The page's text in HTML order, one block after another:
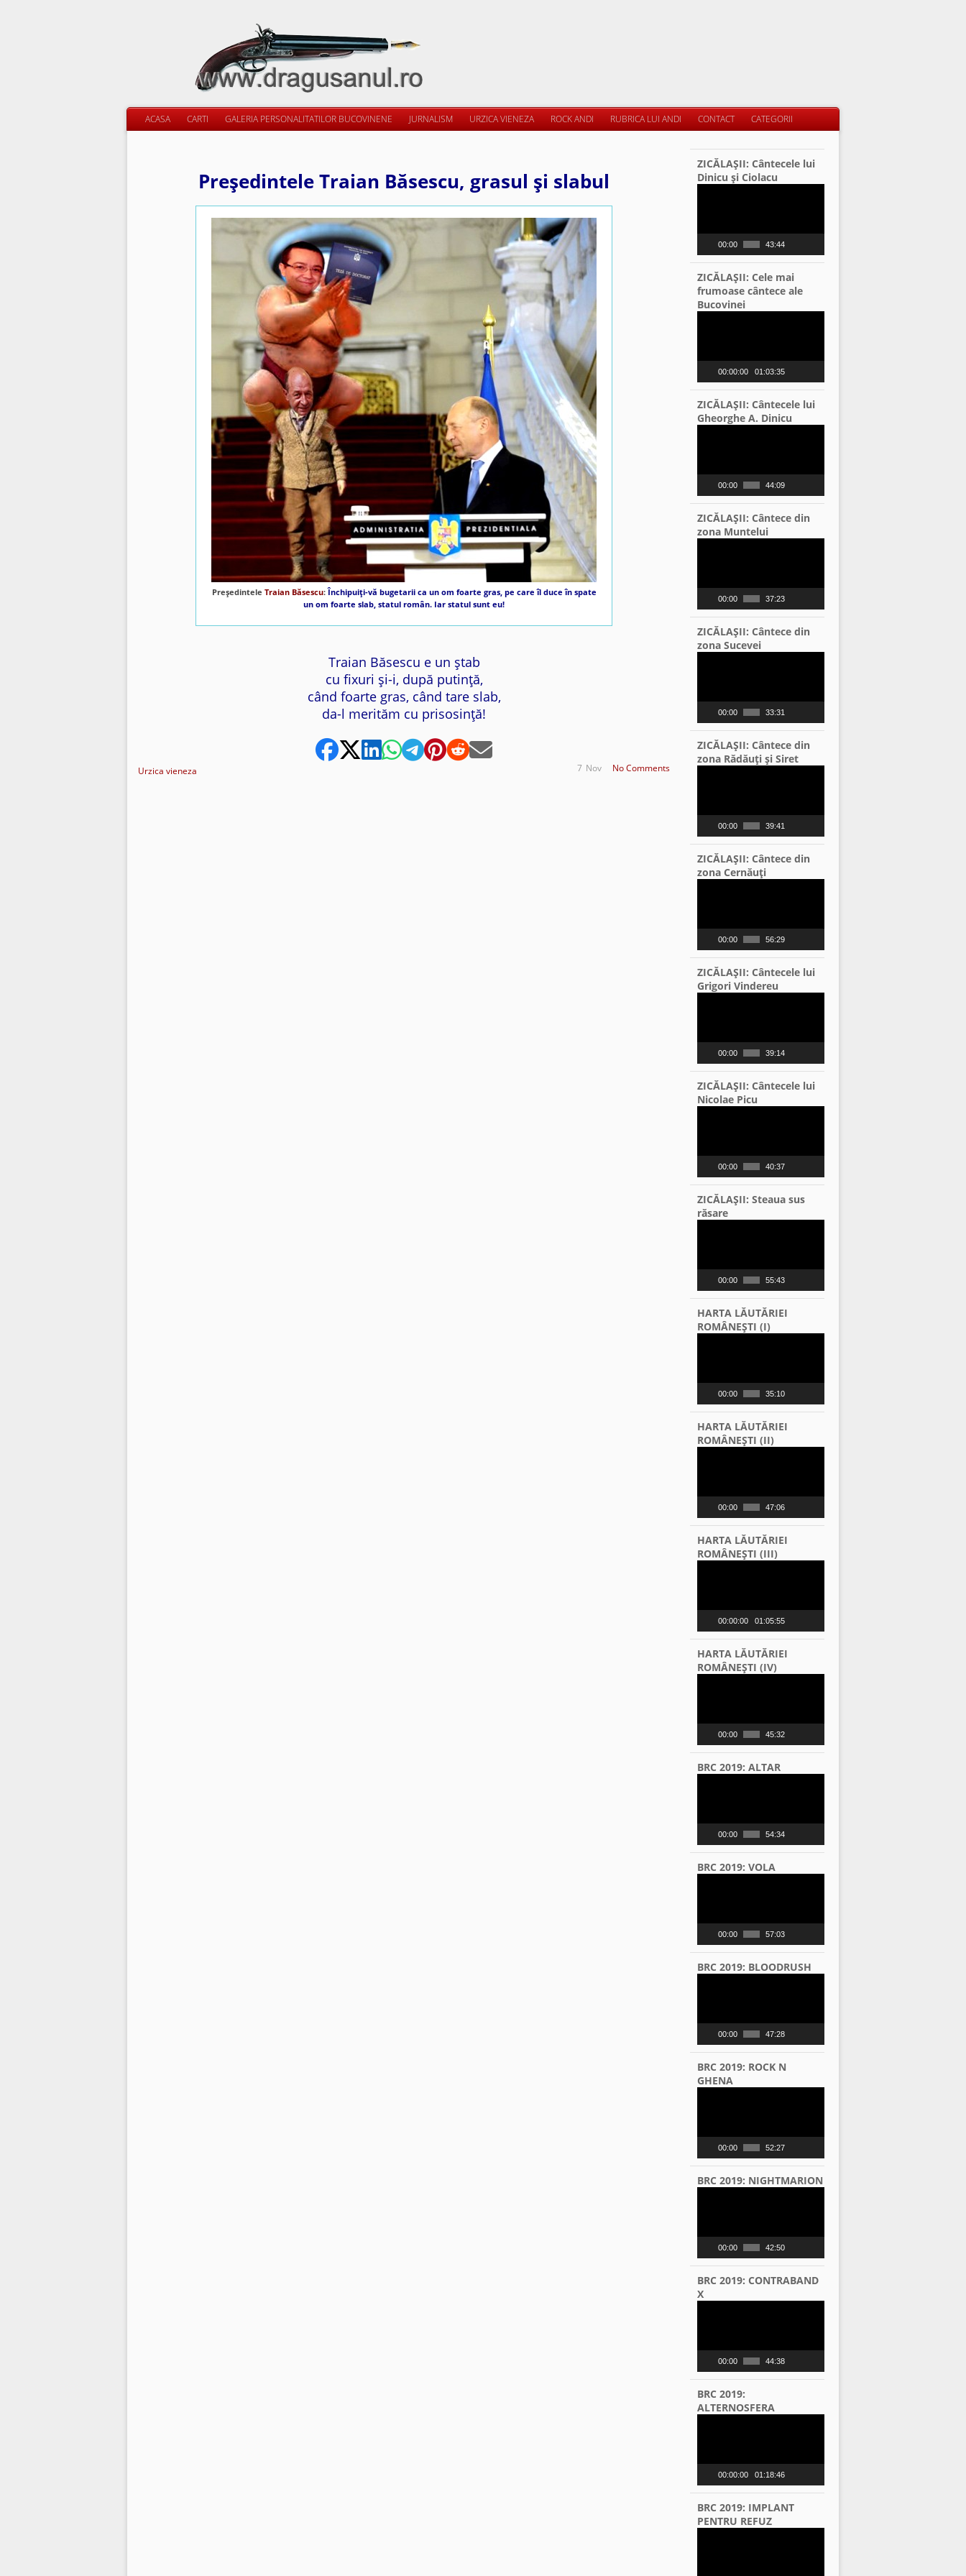
ACASA CARTI GALERIA PERSONALITATILOR BUCOVINENE JURNALISM URZICA VIENEZA ROCK ANDI RUBRICA LUI ANDI CONTACT CATEGORII
Preşedintele Traian Băsescu, grasul şi slabul
Preşedintele Traian Băsescu:Închipuiţi-vă bugetarii ca un om foarte gras, pe care îl duce în spate
un om foarte slab, statul român. Iar statul sunt eu!
Traian Băsescu e un ştab
cu fixuri şi-i, după putinţă,
când foarte gras, când tare slab,
da-l merităm cu prisosinţă!
Urzica vieneza No Comments
Nov
7
ZICĂLAŞII: Cântecele lui
Dinicu şi Ciolacu
00:00 43:44
ZICĂLAŞII: Cele mai
frumoase cântece ale
Bucovinei
00:00:00 01:03:35
ZICĂLAŞII: Cântecele lui
Gheorghe A. Dinicu
00:00 44:09
ZICĂLAŞII: Cântece din
zona Muntelui
00:00 37:23
ZICĂLAŞII: Cântece din
zona Sucevei
00:00 33:31
ZICĂLAŞII: Cântece din
zona Rădăuţi şi Siret
00:00 39:41
ZICĂLAŞII: Cântece din
zona Cernăuţi
00:00 56:29
ZICĂLAŞII: Cântecele lui
Grigori Vindereu
00:00 39:14
ZICĂLAŞII: Cântecele lui
Nicolae Picu
00:00 40:37
ZICĂLAŞII: Steaua sus
răsare
00:00 55:43
HARTA LĂUTĂRIEI
ROMÂNEŞTI (I)
00:00 35:10
HARTA LĂUTĂRIEI
ROMÂNEŞTI (II)
00:00 47:06
HARTA LĂUTĂRIEI
ROMÂNEŞTI (III)
00:00:00 01:05:55
HARTA LĂUTĂRIEI
ROMÂNEŞTI (IV)
00:00 45:32
BRC 2019: ALTAR
00:00 54:34
BRC 2019: VOLA
00:00 57:03
BRC 2019: BLOODRUSH
00:00 47:28
BRC 2019: ROCK N
GHENA
00:00 52:27
BRC 2019: NIGHTMARION
00:00 42:50
BRC 2019: CONTRABAND
X
00:00 44:38
BRC 2019:
ALTERNOSFERA
00:00:00 01:18:46
BRC 2019: IMPLANT
PENTRU REFUZ